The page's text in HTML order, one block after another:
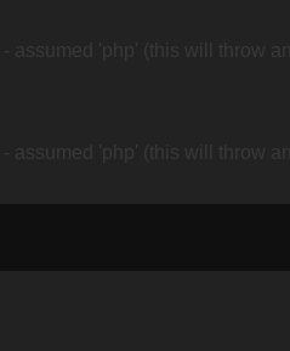
assumed 'php' (this will throw
assumed 'php' (this will throw